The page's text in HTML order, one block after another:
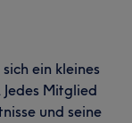
ein kleines
Mitglied
und seine